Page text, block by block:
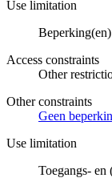
Use limitation
Access constraints
Other
Other constraints
Geen
Use limitation
Toegangs- en